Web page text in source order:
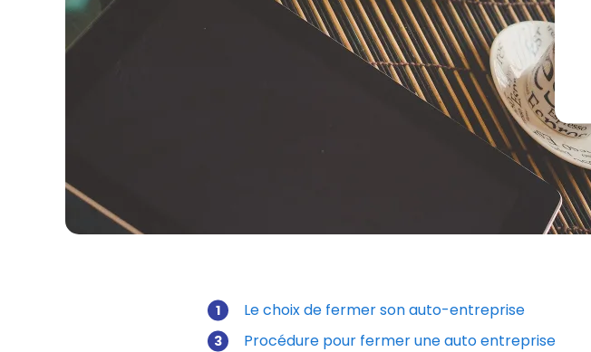
Le choix de fermer son auto-entreprise
Procédure pour fermer une auto entreprise